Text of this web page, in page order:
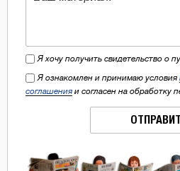
Я хочу получить свидетельство о
Я ознакомлен и принимаю условия
соглашения и согласен на обработку